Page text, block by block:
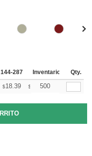
144-287 288 + Mas
Inventario Qty.
$18.39 $ 18.08
500